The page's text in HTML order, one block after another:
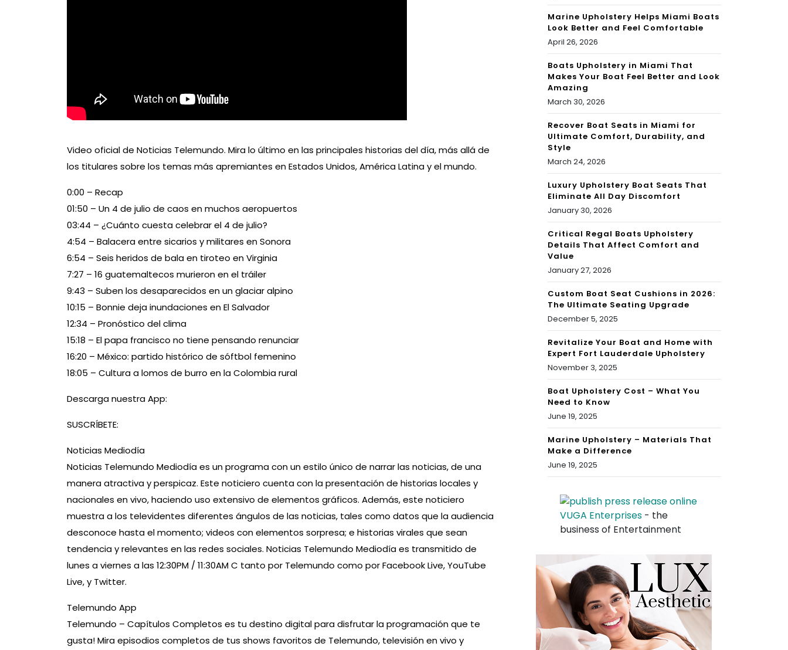
Video oficial de Noticias Telemundo. Mira lo último en las principales historias del día, más allá de
los titulares sobre los temas más apremiantes en Estados Unidos, América Latina y el mundo.
0:00 – Recap
01:50 – Un 4 de julio de caos en muchos aeropuertos
03:44 – ¿Cuánto cuesta celebrar el 4 de julio?
4:54 – Balacera entre sicarios y militares en Sonora
6:54 – Seis heridos de bala en tiroteo en Virginia
7:27 – 16 guatemaltecos murieron en el tráiler
9:43 – Suben los desaparecidos en un glaciar alpino
10:15 – Bonnie deja inundaciones en El Salvador
12:34 – Pronóstico del clima
15:18 – El papa francisco no tiene pensando renunciar
16:20 – México: partido histórico de sóftbol femenino
18:05 – Cultura a lomos de burro en la Colombia rural
Descarga nuestra App:
SUSCRÍBETE:
Noticias Mediodía
Noticias Telemundo Mediodía es un programa con un estilo único de narrar las noticias, de una
manera atractiva y perspicaz. Este noticiero cuenta con la presentación de historias locales y
nacionales en vivo, haciendo uso extensivo de elementos gráficos. Además, este noticiero
muestra a los televidentes diferentes ángulos de las noticias, tales como datos que la audiencia
desconoce hasta el momento; videos con elementos sorpresa; e historias virales que sean
tendencia y relevantes en las redes sociales. Noticias Telemundo Mediodía es transmitido de
lunes a viernes a las 12:30PM / 11:30AM C tanto por Telemundo como por Facebook Live, YouTube
Live, y Twitter.
Telemundo App
Telemundo – Capítulos Completos es tu destino digital para disfrutar la programación que te
gusta! Mira episodios completos de tus shows favoritos de Telemundo, televisión en vivo y
Marine Upholstery Helps Miami Boats
Look Better and Feel Comfortable
April 26, 2026
Boats Upholstery in Miami That
Makes Your Boat Feel Better and Look
Amazing
March 30, 2026
Recover Boat Seats in Miami for
Ultimate Comfort, Durability, and
Style
March 24, 2026
Luxury Upholstery Boat Seats That
Eliminate All Day Discomfort
January 30, 2026
Critical Regal Boats Upholstery
Details That Affect Comfort and
Value
January 27, 2026
Custom Boat Seat Cushions in 2026:
The Ultimate Seating Upgrade
December 5, 2025
Revitalize Your Boat and Home with
Expert Fort Lauderdale Upholstery
November 3, 2025
Boat Upholstery Cost – What You
Need to Know
June 19, 2025
Marine Upholstery – Materials That
Make a Difference
June 19, 2025
VUGA Enterprises - the
business of Entertainment